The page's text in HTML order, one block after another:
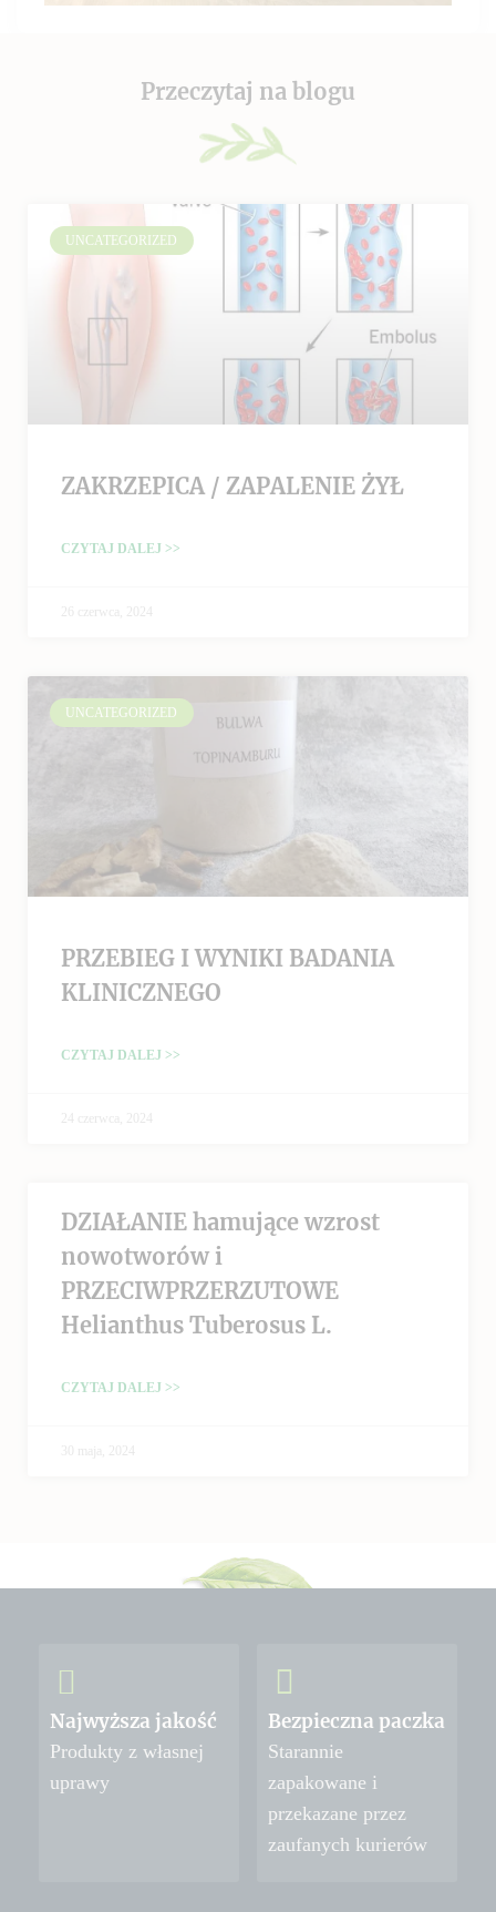
Przeczytaj na blogu
UNCATEGORIZED
ZAKRZEPICA / ZAPALENIE ŻYŁ
CZYTAJ DALEJ >>
26 czerwca, 2024
UNCATEGORIZED
PRZEBIEG I WYNIKI BADANIA
KLINICZNEGO
CZYTAJ DALEJ >>
24 czerwca, 2024
DZIAŁANIE hamujące wzrost
nowotworów i
PRZECIWPRZERZUTOWE
Helianthus Tuberosus L.
CZYTAJ DALEJ >>
30 maja, 2024
Najwyższa jakość
Produkty z własnej
uprawy
Bezpieczna paczka
Starannie
zapakowane i
przekazane przez
zaufanych kurierów